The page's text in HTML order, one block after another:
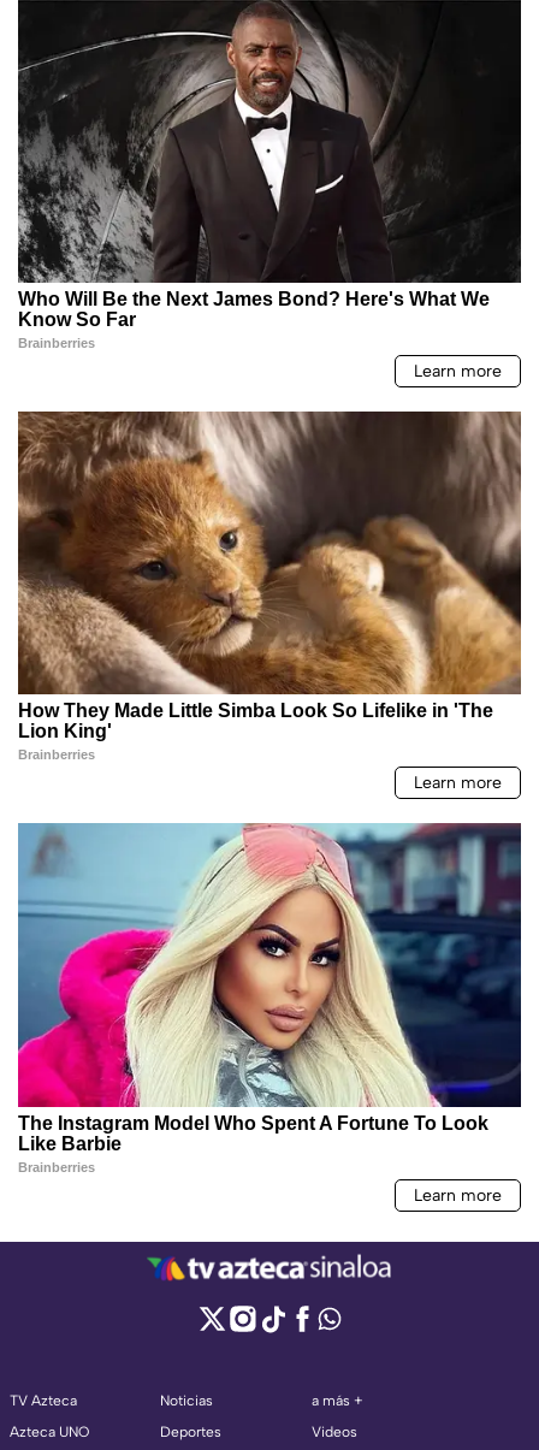
TV Azteca
Azteca UNO
Noticias
Deportes
a más +
Videos